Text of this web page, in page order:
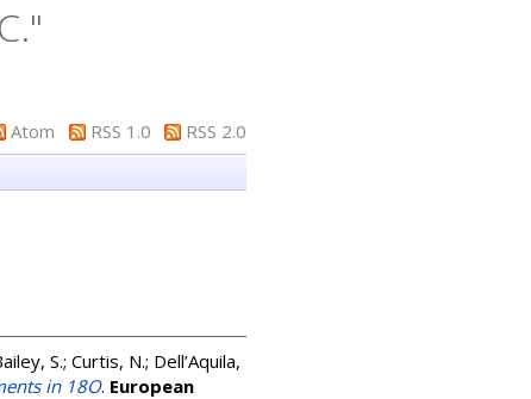
"
Atom RSS 1.0
RSS 2.0
S.; Curtis, N.; Dell’Aquila,
in 18O. European